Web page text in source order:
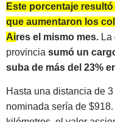
Este porcentaje
que aumentaron los
Aires el mismo mes.
provincia sumó un
suba de más del 23%
Hasta una distancia de
nominada sería de